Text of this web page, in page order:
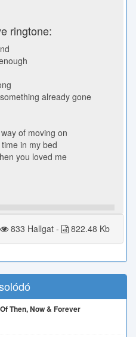
ringtone:
already gone
of moving on
in my bed
you loved me
833 Hallgat - 822.48 Kb
Then, Now & Forever